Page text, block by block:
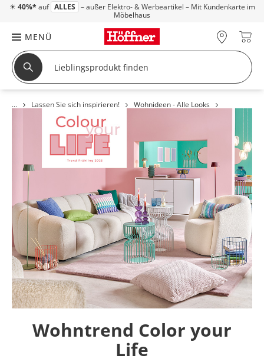
☀ 40%* auf ALLES – außer Elektro- & Werbeartikel – Mit Kundenkarte im
Möbelhaus
MENÜ
Lassen Sie sich inspirieren! Wohnideen - Alle Looks
Wohntrend Color your
Life